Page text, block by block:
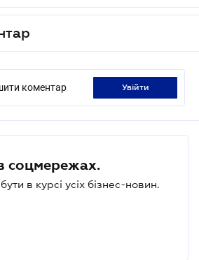
коментар увійти
соцмережах.
в курсі усіх бізнес-новин.